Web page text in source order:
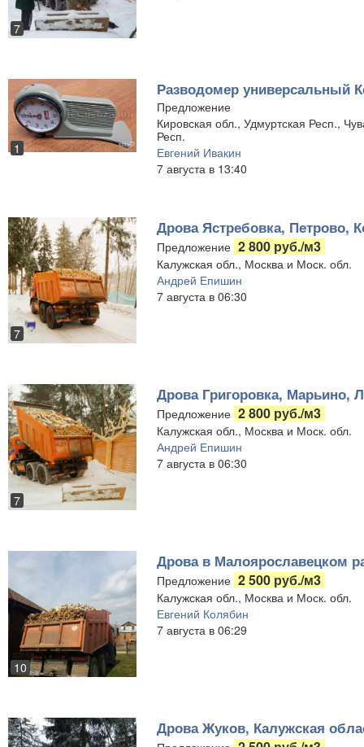
7
1
Разводомер универсальный
Предложение
Кировская обл., Удмуртская Респ.,
Респ.
Евгений Ивакин
7 августа в 13:40
7
Дрова Ястребовка, Петрово,
Предложение 2 800 руб./м3
Калужская обл., Москва и Моск. обл.
Андрей Епишин
7 августа в 06:30
7
Дрова Григоровка, Марьино,
Предложение 2 800 руб./м3
Калужская обл., Москва и Моск. обл.
Андрей Епишин
7 августа в 06:30
10
Дрова в Малоярославецком
Предложение 2 500 руб./м3
Калужская обл., Москва и Моск. обл.
Евгений Колябин
7 августа в 06:29
Дрова Жуков, Калужская